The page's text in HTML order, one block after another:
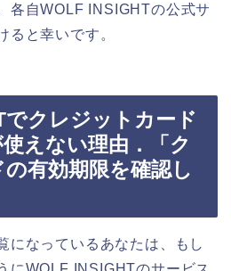
各自WOLF INSIGHTの公式サ
ると幸いです。
でクレジットカード
えない理由．「ク
有効期限を確認し
になっているあなたは、もし